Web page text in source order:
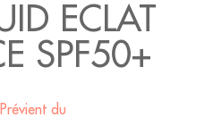
ECLAT
SPF50+
du